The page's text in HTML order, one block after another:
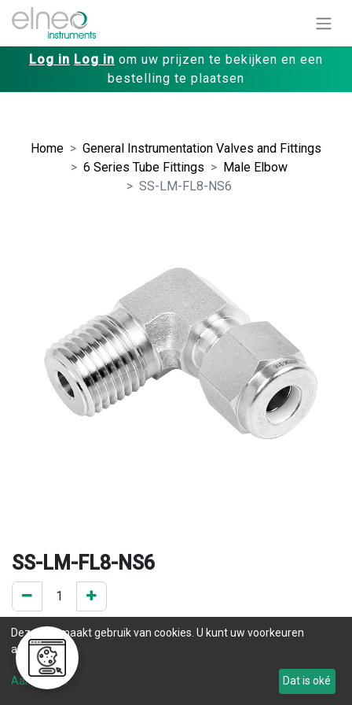
Log in Log in om uw prijzen te bekijken en een
bestelling te plaatsen
Home
General Instrumentation Valves and Fittings
6 Series Tube Fittings
Male Elbow
SS-LM-FL8-NS6
SS-LM-FL8-NS6
0 ST op voorraad
.
Levertijd
Deze site maakt gebruik van cookies. U kunt uw voorkeuren
aanpassen.
Aanpassen Dat is oké